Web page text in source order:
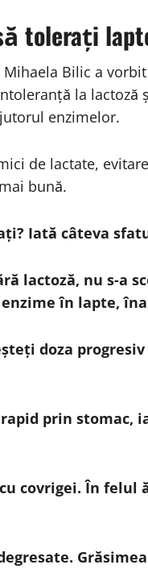
tolerați
Bilic a
la lactoză
enzimelor.
de lactate,
bună.
Iată câteva
lactoză, nu s-a
în lapte,
doza progresiv
prin stomac,
covrigei. În